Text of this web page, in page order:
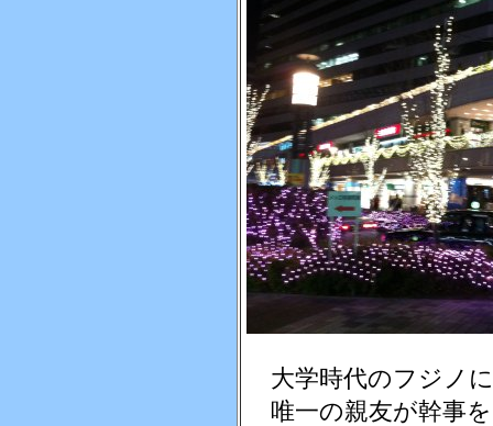
大学時代のフジノ
唯一の親友が幹事